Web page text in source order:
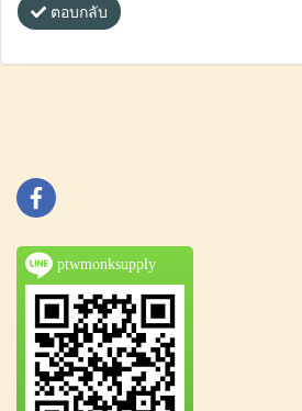
ตอบกลับ
ptwmonksupply